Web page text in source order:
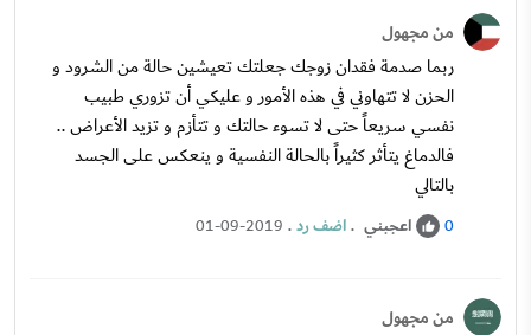
من مجهول
ربما صدمة فقدان زوجك جعلتك تعيشين حالة من الشرود و
الحزن لا تتهاوني في هذه الأمور و عليكي أن تزوري طبيب
نفسي سريعاً حتى لا تسوء حالتك و تتأزم و تزيد الأعراض ..
فالدماغ يتأثر كثيراً بالحالة النفسية و ينعكس على الجسد
بالتالي
0 اعجبني .اضف رد.
01-09-2019
من مجهول